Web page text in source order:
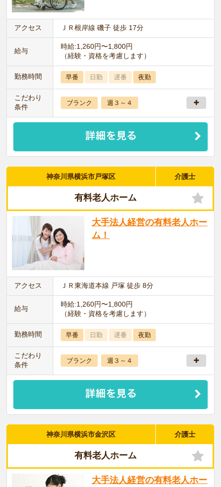
アクセス ＪＲ根岸線 磯子 徒歩 17分
給与
時給:1,260円〜1,800円
（経験・資格を考慮します）
勤務時間 早番 日勤 遅番 夜勤
こだわり
条件
ブランク 週３～４
神奈川県横浜市戸塚区 介護士
有料老人ホーム
大手法人経営の有料老人ホー
ム！
アクセス ＪＲ東海道本線 戸塚 徒歩 8分
給与
時給:1,260円〜1,800円
（経験・資格を考慮します）
勤務時間 早番 日勤 遅番 夜勤
こだわり
条件
ブランク 週３～４
神奈川県横浜市金沢区 介護士
有料老人ホーム
大手法人経営の有料老人ホー